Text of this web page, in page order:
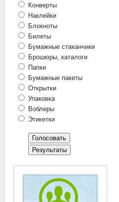
Конверты
Наклейки
Блокноты
Билеты
Бумажные стаканчики
Брошюры, каталоги
Папки
Бумажные пакеты
Открытки
Упаковка
Воблеры
Этикетки